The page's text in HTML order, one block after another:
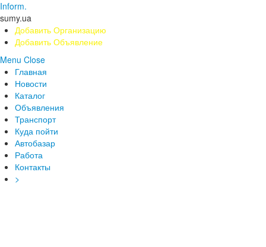
Inform.
sumy.ua
Добавить Организацию
Добавить Объявление
Menu Close
Главная
Новости
Каталог
Объявления
Транспорт
Куда пойти
Автобазар
Работа
Контакты
>